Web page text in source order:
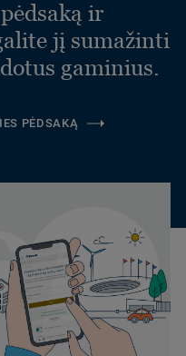
ir
jį sumažinti
gaminius.
PĖDSAKĄ